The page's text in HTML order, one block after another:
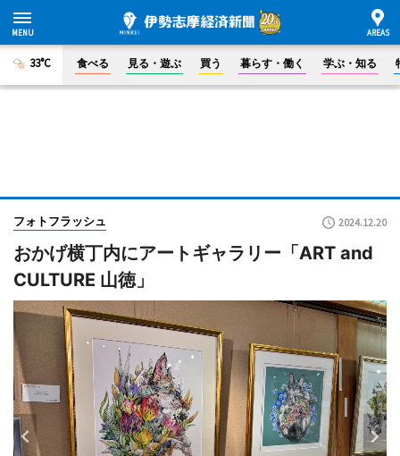
33°C 食べる 見る・遊ぶ 買う 暮らす・働く 学ぶ・知る
フォトフラッシュ 2024.12.20
おかげ横丁内にアートギャラリー「ART and
CULTURE 山徳」